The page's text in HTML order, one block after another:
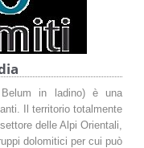
Belum in ladino) è una
Il territorio totalmente
delle Alpi Orientali,
dolomitici per cui può